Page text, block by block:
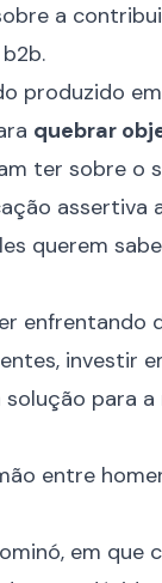
a
.
produzido
quebrar
ter sobre o
assertiva
querem
enfrentando
investir
para a
em que